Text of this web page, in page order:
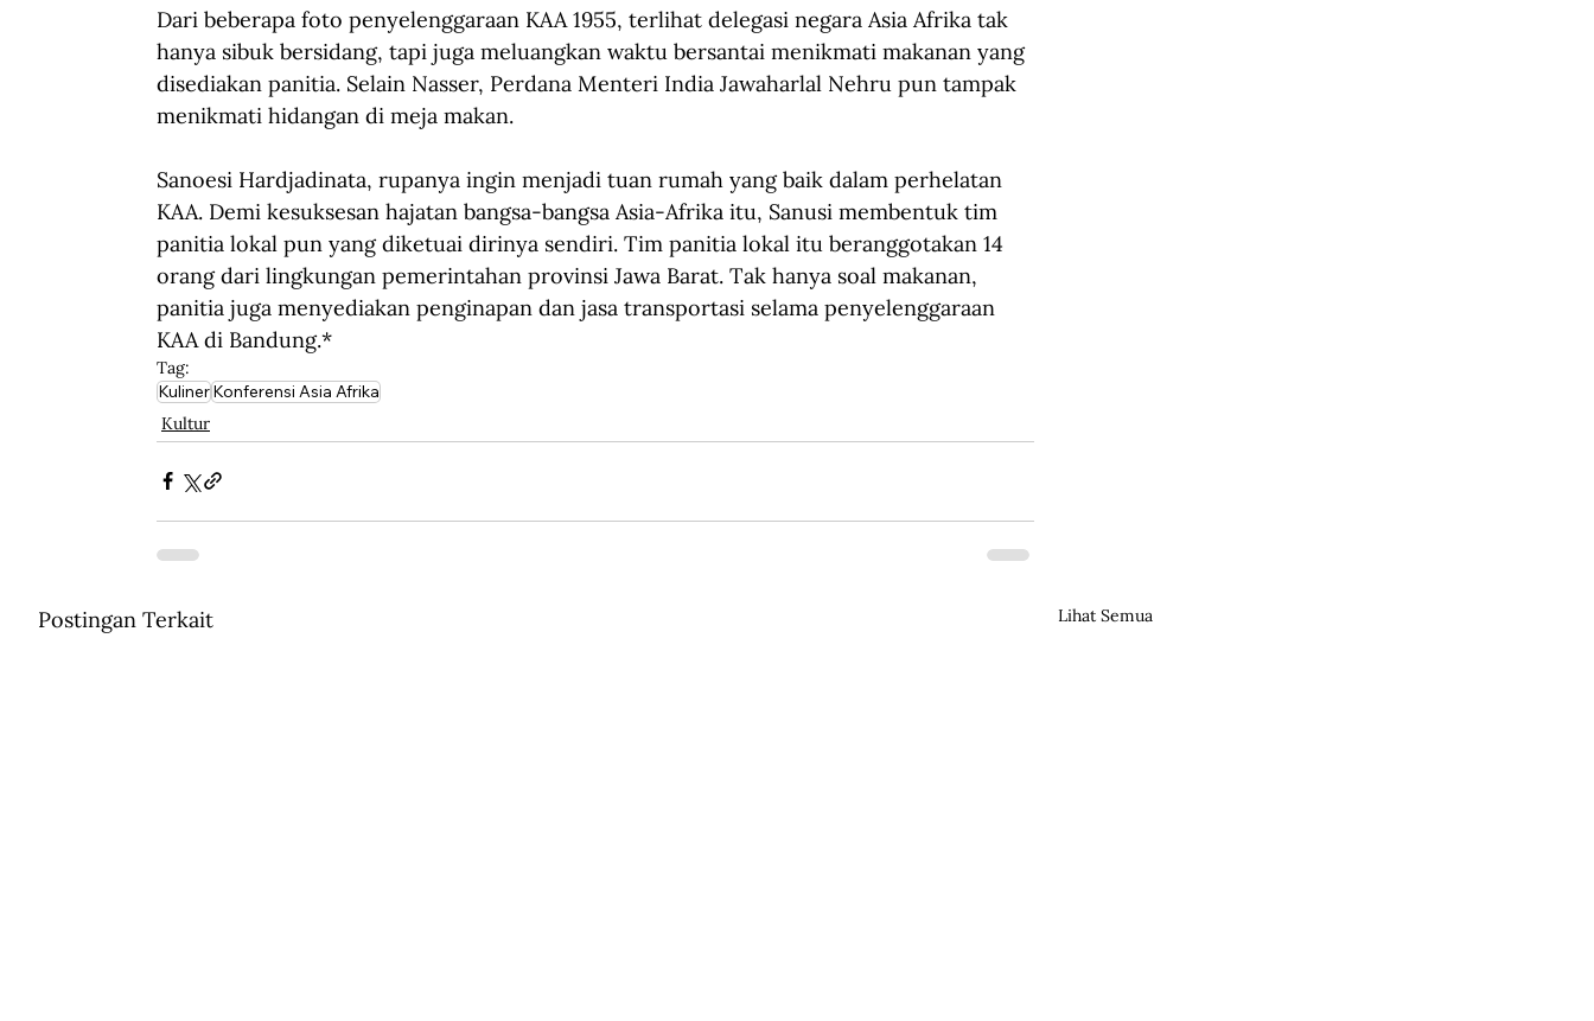
Dari beberapa foto penyelenggaraan KAA 1955, terlihat delegasi negara Asia Afrika tak
hanya sibuk bersidang, tapi juga meluangkan waktu bersantai menikmati makanan yang
disediakan panitia. Selain Nasser, Perdana Menteri India Jawaharlal Nehru pun tampak
menikmati hidangan di meja makan.
Sanoesi Hardjadinata, rupanya ingin menjadi tuan rumah yang baik dalam perhelatan
KAA. Demi kesuksesan hajatan bangsa-bangsa Asia-Afrika itu, Sanusi membentuk tim
panitia lokal pun yang diketuai dirinya sendiri. Tim panitia lokal itu beranggotakan 14
orang dari lingkungan pemerintahan provinsi Jawa Barat. Tak hanya soal makanan,
panitia juga menyediakan penginapan dan jasa transportasi selama penyelenggaraan
KAA di Bandung.*
Tag:
KulinerKonferensi Asia Afrika
Kultur
Postingan Terkait Lihat Semua